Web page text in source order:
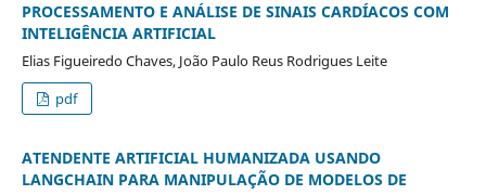
PROCESSAMENTO E ANÁLISE DE SINAIS CARDÍACOS COM
INTELIGÊNCIA ARTIFICIAL
Elias Figueiredo Chaves, João Paulo Reus Rodrigues Leite
pdf
ATENDENTE ARTIFICIAL HUMANIZADA USANDO
LANGCHAIN PARA MANIPULAÇÃO DE MODELOS DE